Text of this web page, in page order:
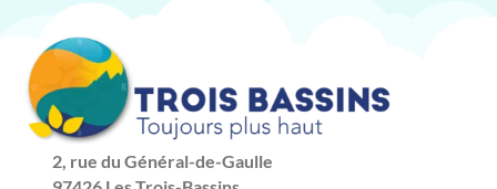
2, rue du Général-de-Gaulle